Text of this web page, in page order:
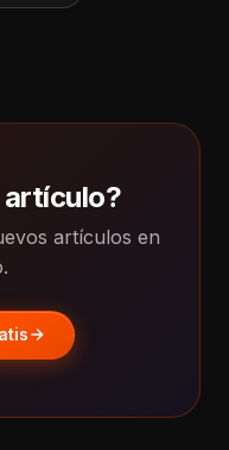
artículo?
artículos en